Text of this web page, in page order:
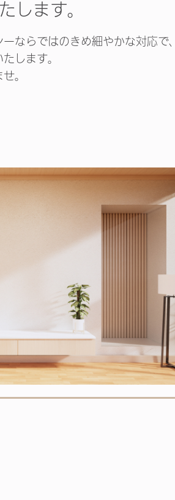
します。
ならではのきめ細やかな対応で、
します。
。